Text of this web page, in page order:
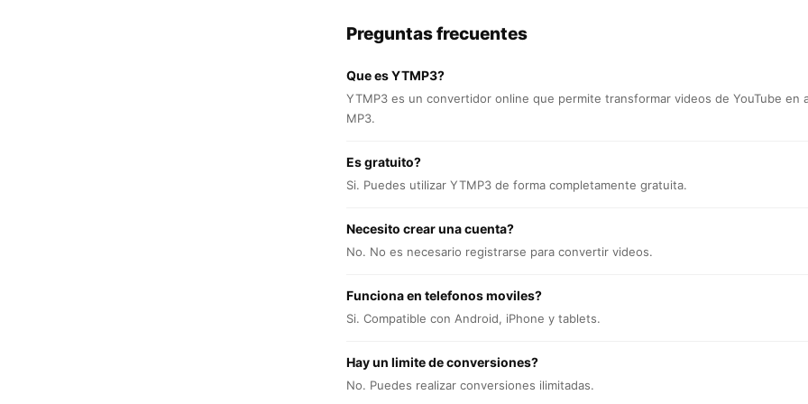
Preguntas frecuentes
Que es YTMP3?
YTMP3 es un convertidor online que permite transformar videos de YouTube en
MP3.
Es gratuito?
Si. Puedes utilizar YTMP3 de forma completamente gratuita.
Necesito crear una cuenta?
No. No es necesario registrarse para convertir videos.
Funciona en telefonos moviles?
Si. Compatible con Android, iPhone y tablets.
Hay un limite de conversiones?
No. Puedes realizar conversiones ilimitadas.